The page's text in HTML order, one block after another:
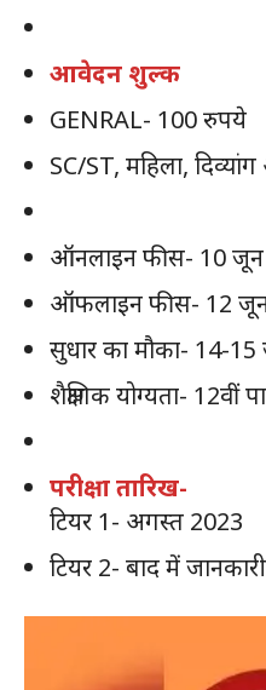
आवेदन शुल्क
GENRAL- 100 रुपये
SC/ST, महिला,
ऑनलाइन फीस- 10
ऑफलाइन फीस- 12
सुधार का मौका- 14-
शैक्षणिक योग्यता- 12वीं
परीक्षा तारिख-
टियर 1- अगस्त 2023
टियर 2- बाद में